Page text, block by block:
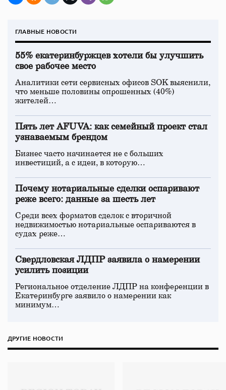
ГЛАВНЫЕ НОВОСТИ
55% екатеринбуржцев хотели бы улучшить
свое рабочее место
Аналитики сети сервисных офисов SOK выяснили,
что меньше половины опрошенных (40%)
жителей…
Пять лет AFUVA: как семейный проект стал
узнаваемым брендом
Бизнес часто начинается не с больших
инвестиций, а с идеи, в которую…
Почему нотариальные сделки оспаривают
реже всего: данные за шесть лет
Среди всех форматов сделок с вторичной
недвижимостью нотариальные оспариваются в
судах реже…
Свердловская ЛДПР заявила о намерении
усилить позиции
Региональное отделение ЛДПР на конференции в
Екатеринбурге заявило о намерении как
минимум…
ДРУГИЕ НОВОСТИ